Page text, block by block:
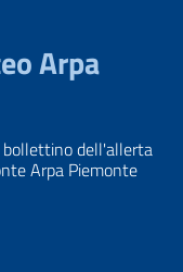
Arpa
bollettino dell'allerta
Arpa Piemonte